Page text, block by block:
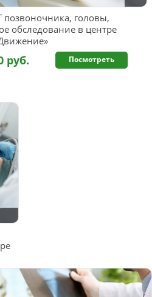
позвоночника, головы,
обследование в центре
руб. Посмотреть